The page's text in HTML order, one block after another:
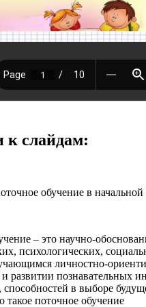
к слайдам:
обучение в
– это научно-
психологических,
личностно-
развитии познавательных
способностей в выборе
такое поточное обучение